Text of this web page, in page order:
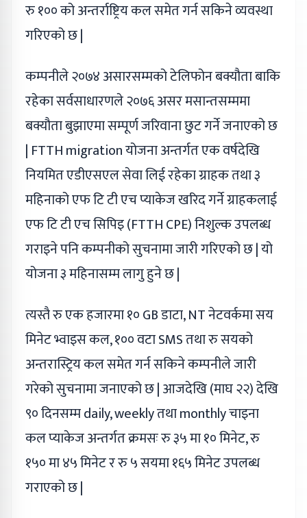
रु १०० को अन्तर्राष्ट्रिय कल समेत गर्न सकिने व्यवस्था
गरिएको छ |
कम्पनीले २०७४ असारसम्मको टेलिफोन बक्यौता बाकि
रहेका सर्वसाधारणले २०७६ असर मसान्तसम्ममा
बक्यौता बुझाएमा सम्पूर्ण जरिवाना छुट गर्ने जनाएको छ
| FTTH migration योजना अन्तर्गत एक वर्षदेखि
नियमित एडीएसएल सेवा लिई रहेका ग्राहक तथा ३
महिनाको एफ टि टी एच प्याकेज खरिद गर्ने ग्राहकलाई
एफ टि टी एच सिपिइ (FTTH CPE) निशुल्क उपलब्ध
गराइने पनि कम्पनीको सुचनामा जारी गरिएको छ | यो
योजना ३ महिनासम्म लागु हुने छ |
त्यस्तै रु एक हजारमा १० GB डाटा, NT नेटवर्कमा सय
मिनेट भ्वाइस कल, १०० वटा SMS तथा रु सयको
अन्तरास्ट्रिय कल समेत गर्न सकिने कम्पनीले जारी
गरेको सुचनामा जनाएको छ | आजदेखि (माघ २२) देखि
९० दिनसम्म daily, weekly तथा monthly चाइना
कल प्याकेज अन्तर्गत क्रमसः रु ३५ मा १० मिनेट, रु
१५० मा ४५ मिनेट र रु ५ सयमा १६५ मिनेट उपलब्ध
गराएको छ |